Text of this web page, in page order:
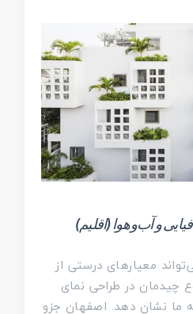
معیارهای درستی از
چیدمان در طراحی نمای
ما نشان دهد. اصفهان جزو